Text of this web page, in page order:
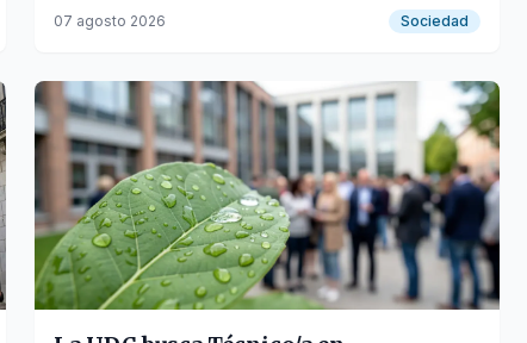
descansando cada noche en un buen alojamiento.
07 agosto 2026 Sociedad